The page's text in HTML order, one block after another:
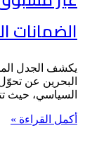
الضمانات
يكشف الجدل
البحرين عن
السياسي، حيث
أكمل القراءة »